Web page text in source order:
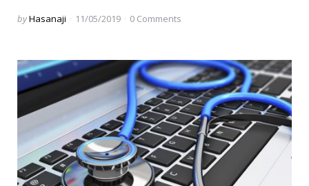
Posted
byHasanaji 11/05/2019 0 Comments